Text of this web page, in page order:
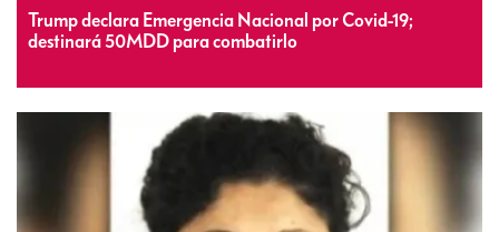
Trump declara Emergencia Nacional por Covid-19;
destinará 50MDD para combatirlo